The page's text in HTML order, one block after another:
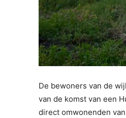
De bewoners van de
van de komst van een
direct omwonenden